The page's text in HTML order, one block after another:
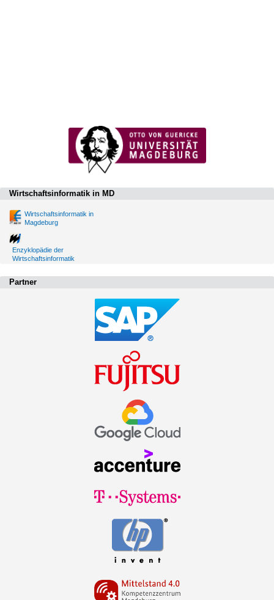
Wirtschaftsinformatik in MD
Wirtschaftsinformatik in
Magdeburg
Enzyklopädie der
Wirtschaftsinformatik
Partner